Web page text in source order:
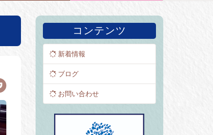
コンテンツ
新着情報
ブログ
お問い合わせ